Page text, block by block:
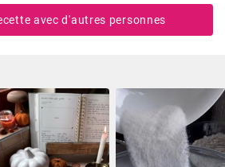
avec d'autres personnes